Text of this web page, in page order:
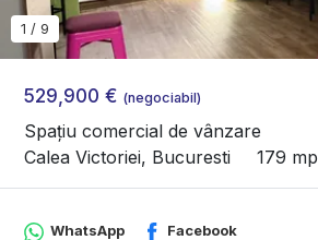
529,900 € (negociabil)
Spațiu comercial de vânzare
Calea Victoriei, Bucuresti
179 mp
1 / 9
WhatsApp Facebook